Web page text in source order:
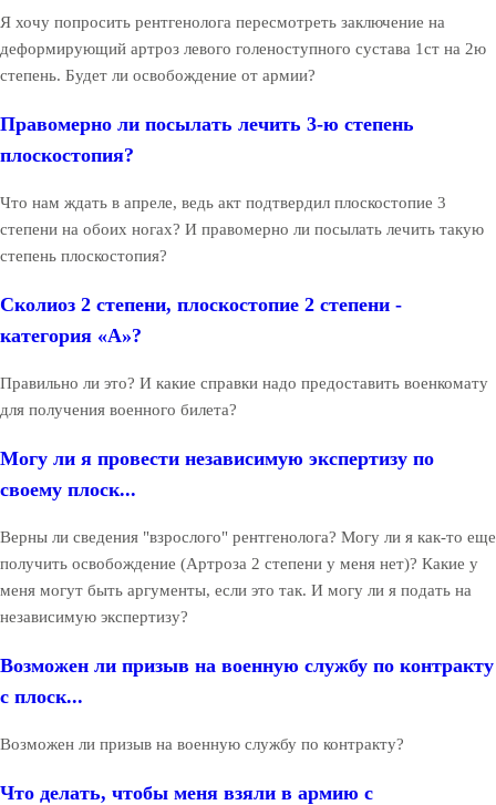
Я хочу попросить рентгенолога пересмотреть заключение на
деформирующий артроз левого голеноступного сустава 1ст на 2ю
степень. Будет ли освобождение от армии?
Правомерно ли посылать лечить 3-ю степень
плоскостопия?
Что нам ждать в апреле, ведь акт подтвердил плоскостопие 3
степени на обоих ногах? И правомерно ли посылать лечить такую
степень плоскостопия?
Сколиоз 2 степени, плоскостопие 2 степени -
категория «А»?
Правильно ли это? И какие справки надо предоставить военкомату
для получения военного билета?
Могу ли я провести независимую экспертизу по
своему плоск...
Верны ли сведения "взрослого" рентгенолога? Могу ли я как-то еще
получить освобождение (Артроза 2 степени у меня нет)? Какие у
меня могут быть аргументы, если это так. И могу ли я подать на
независимую экспертизу?
Возможен ли призыв на военную службу по контракту
с плоск...
Возможен ли призыв на военную службу по контракту?
Что делать, чтобы меня взяли в армию с